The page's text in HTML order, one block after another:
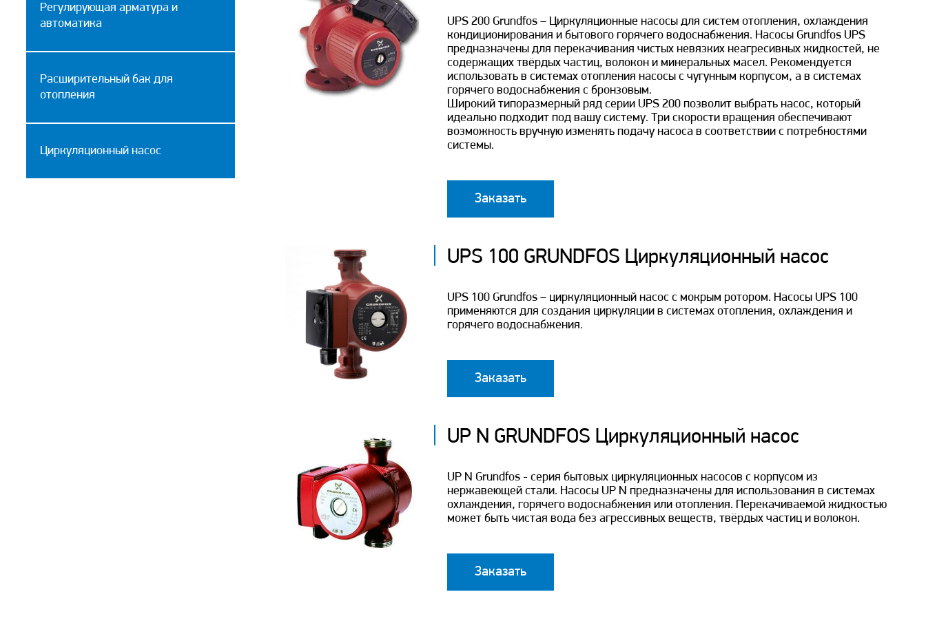
Регулирующая арматура и
автоматика
Расширительный бак для
отопления
Циркуляционный насос
UPS 200 Grundfos – Циркуляционные насосы для систем отопления, охлаждения
кондиционирования и бытового горячего водоснабжения. Насосы Grundfos UPS
предназначены для перекачивания чистых невязких неагресивных жидкостей, не
содержащих твёрдых частиц, волокон и минеральных масел. Рекомендуется
использовать в системах отопления насосы с чугунным корпусом, а в системах
горячего водоснабжения с бронзовым.
Широкий типоразмерный ряд серии UPS 200 позволит выбрать насос, который
идеально подходит под вашу систему. Три скорости вращения обеспечивают
возможность вручную изменять подачу насоса в соответствии с потребностями
системы.
Заказать
UPS 100 GRUNDFOS Циркуляционный насос
UPS 100 Grundfos – циркуляционный насос с мокрым ротором. Насосы UPS 100
применяются для создания циркуляции в системах отопления, охлаждения и
горячего водоснабжения.
Заказать
UP N GRUNDFOS Циркуляционный насос
UP N Grundfos - серия бытовых циркуляционных насосов с корпусом из
нержавеющей стали. Насосы UP N предназначены для использования в системах
охлаждения, горячего водоснабжения или отопления. Перекачиваемой жидкостью
может быть чистая вода без агрессивных веществ, твёрдых частиц и волокон.
Заказать